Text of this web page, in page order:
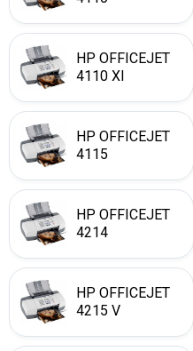
HP OFFICEJET
4110 XI
HP OFFICEJET
4115
HP OFFICEJET
4214
HP OFFICEJET
4215 V